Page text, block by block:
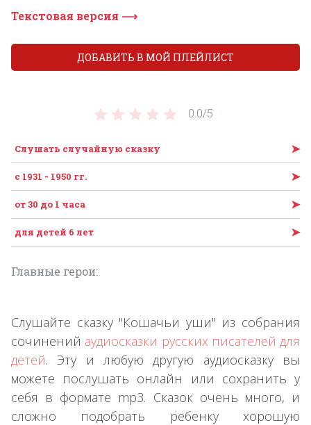
Текстовая версия ⟶
0.0/5
Слушать случайную сказку ➤
с 1931 - 1950 гг. ➤
от 30 до 1 часа ➤
для детей 6 лет ➤
Главные герои:
ДОБАВИТЬ В МОЙ ПЛЕЙЛИСТ
Слушайте сказку "Кошачьи уши" из собрания
сочинений аудиосказки русских писателей для
детей. Эту и любую другую аудиосказку вы
можете послушать онлайн или сохранить у
себя в формате mp3. Сказок очень много, и
сложно подобрать ребенку хорошую